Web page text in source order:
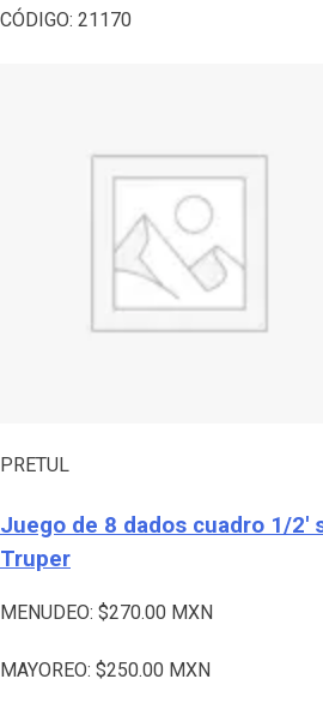
CÓDIGO: 21170
PRETUL
Juego de 8 dados cuadro 1/2′
Truper
MENUDEO: $270.00 MXN
MAYOREO: $250.00 MXN